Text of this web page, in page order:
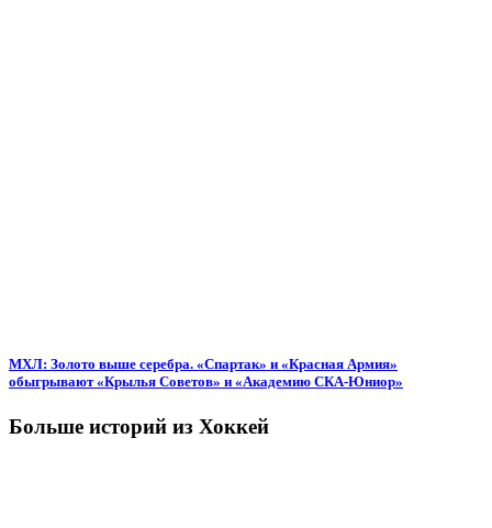
МХЛ: Золото выше серебра. «Спартак» и «Красная Армия»
обыгрывают «Крылья Советов» и «Академию СКА-Юниор»
Больше историй из Хоккей